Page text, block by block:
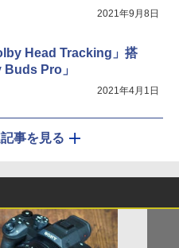
2021年9月8日
Head Tracking」搭
Pro」
2021年4月1日
事を見る